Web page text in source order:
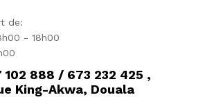
de:
- 18h00
102 888 / 673 232 425 ,
King-Akwa, Douala